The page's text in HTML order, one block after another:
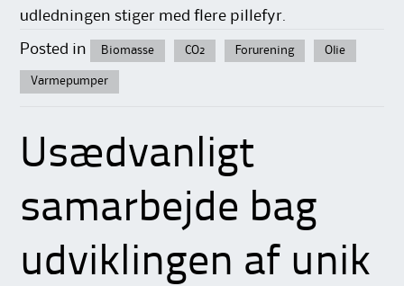
udledningen stiger med flere pillefyr.
Posted in Biomasse CO2 Forurening Olie
Varmepumper
Usædvanligt
samarbejde bag
udviklingen af unik